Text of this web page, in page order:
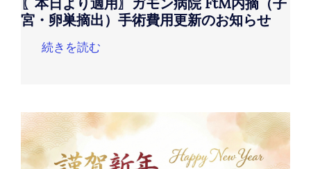
宮・卵巣摘出）手術費用更新のお知らせ
続きを読む